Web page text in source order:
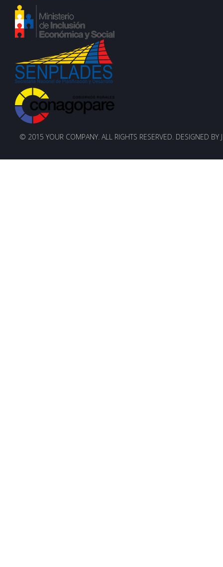
© 2015 YOUR COMPANY. ALL RIGHTS RESERVED. DESIGNED BY